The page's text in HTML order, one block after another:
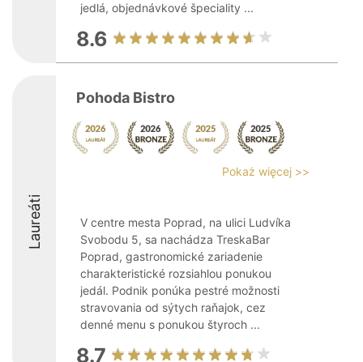
jedlá, objednávkové špeciality ...
8.6
Laureáti
Pohoda Bistro
Pokaż więcej >>
V centre mesta Poprad, na ulici Ludvíka
Svobodu 5, sa nachádza TreskaBar
Poprad, gastronomické zariadenie
charakteristické rozsiahlou ponukou
jedál. Podnik ponúka pestré možnosti
stravovania od sýtych raňajok, cez
denné menu s ponukou štyroch ...
8.7